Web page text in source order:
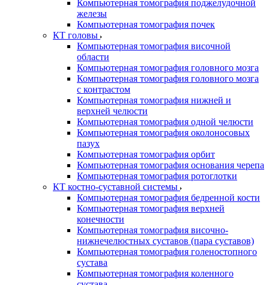
Компьютерная томография поджелудочной
железы
Компьютерная томография почек
КТ головы
Компьютерная томография височной
области
Компьютерная томография головного мозга
Компьютерная томография головного мозга
с контрастом
Компьютерная томография нижней и
верхней челюсти
Компьютерная томография одной челюсти
Компьютерная томография околоносовых
пазух
Компьютерная томография орбит
Компьютерная томография основания черепа
Компьютерная томография ротоглотки
КТ костно-суставной системы
Компьютерная томография бедренной кости
Компьютерная томография верхней
конечности
Компьютерная томография височно-
нижнечелюстных суставов (пара суставов)
Компьютерная томография голеностопного
сустава
Компьютерная томография коленного